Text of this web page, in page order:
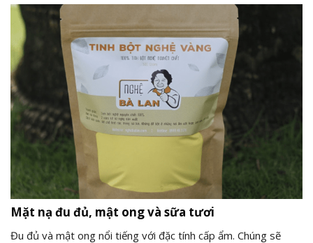
Mặt nạ đu đủ, mật ong và sữa tươi
Đu đủ và mật ong nổi tiếng với đặc tính cấp ẩm. Chúng sẽ